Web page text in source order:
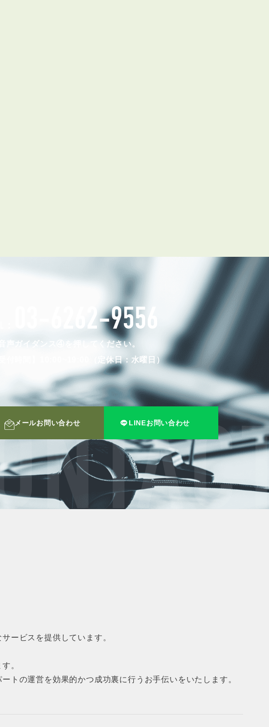
03-6262-9556
声ガイダンス④を押してください。
受付時間】10:00~19:00（定休日：水曜日）
メールお問い合わせ LINEお問い合わせ
ービスを提供しています。
。
トの運営を効果的かつ成功裏に行うお手伝いをいたします。